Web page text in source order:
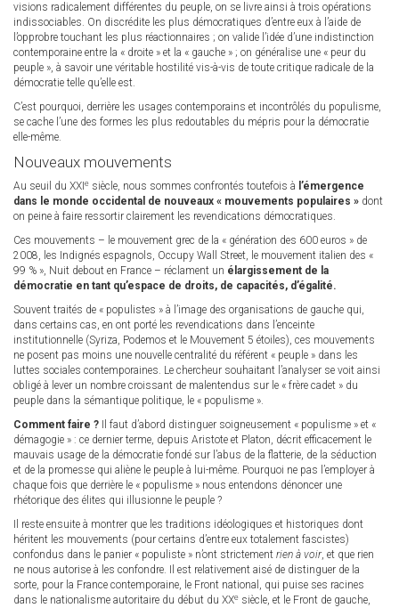
visions radicalement différentes du peuple, on se livre ainsi à trois opérations
indissociables. On discrédite les plus démocratiques d’entre eux à l’aide de
l’opprobre touchant les plus réactionnaires ; on valide l’idée d’une indistinction
contemporaine entre la « droite » et la « gauche » ; on généralise une « peur du
peuple », à savoir une véritable hostilité vis-à-vis de toute critique radicale de la
démocratie telle qu’elle est.
C’est pourquoi, derrière les usages contemporains et incontrôlés du populisme,
se cache l’une des formes les plus redoutables du mépris pour la démocratie
elle-même.
Nouveaux mouvements
Au seuil du XXI e siècle, nous sommes confrontés toutefois à l’émergence
dans le monde occidental de nouveaux « mouvements populaires » dont
on peine à faire ressortir clairement les revendications démocratiques.
Ces mouvements – le mouvement grec de la « génération des 600 euros » de
2008, les Indignés espagnols, Occupy Wall Street, le mouvement italien des «
99 % », Nuit debout en France – réclament un élargissement de la
démocratie en tant qu’espace de droits, de capacités, d’égalité.
Souvent traités de « populistes » à l’image des organisations de gauche qui,
dans certains cas, en ont porté les revendications dans l’enceinte
institutionnelle (Syriza, Podemos et le Mouvement 5 étoiles), ces mouvements
ne posent pas moins une nouvelle centralité du référent « peuple » dans les
luttes sociales contemporaines. Le chercheur souhaitant l’analyser se voit ainsi
obligé à lever un nombre croissant de malentendus sur le « frère cadet » du
peuple dans la sémantique politique, le « populisme ».
Comment faire ?
Il faut d’abord distinguer soigneusement « populisme » et «
démagogie » : ce dernier terme, depuis Aristote et Platon, décrit efficacement le
mauvais usage de la démocratie fondé sur l’abus de la flatterie, de la séduction
et de la promesse qui aliène le peuple à lui-même. Pourquoi ne pas l’employer à
chaque fois que derrière le « populisme » nous entendons dénoncer une
rhétorique des élites qui illusionne le peuple ?
Il reste ensuite à montrer que les traditions idéologiques et historiques dont
héritent les mouvements (pour certains d’entre eux totalement fascistes)
confondus dans le panier « populiste » n’ont strictement rien à voir, et que rien
ne nous autorise à les confondre. Il est relativement aisé de distinguer de la
sorte, pour la France contemporaine, le Front national, qui puise ses racines
dans le nationalisme autoritaire du début du XXe siècle, et le Front de gauche,